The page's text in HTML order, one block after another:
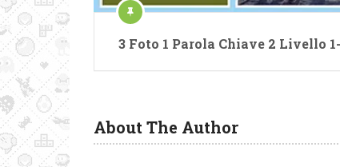
3 Foto 1 Parola Chiave 2 Livello
About The Author